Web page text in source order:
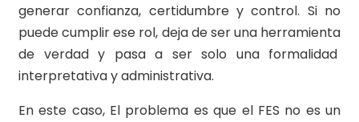
generar confianza, certidumbre y control. Si no
puede cumplir ese rol, deja de ser una herramienta
de verdad y pasa a ser solo una formalidad
interpretativa y administrativa.
En este caso, El problema es que el FES no es un